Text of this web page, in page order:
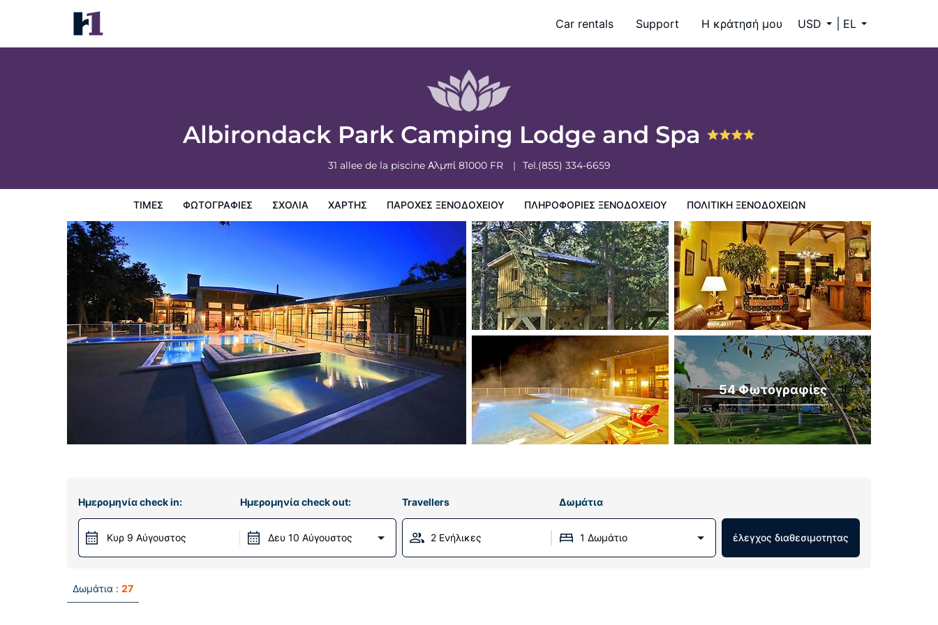
Car rentals Support Η κράτησή μου USD EL
Albirondack Park Camping Lodge and Spa
31 allee de la piscine Αλμπί 81000 FR Tel.(855) 334-6659
ΤΙΜΈΣ ΦΩΤΟΓΡΑΦΊΕΣ ΣΧΌΛΙΑ ΧΆΡΤΗΣ ΠΑΡΟΧΕΣ ΞΕΝΟΔΟΧΕΙΟΥ ΠΛΗΡΟΦΟΡΊΕΣ ΞΕΝΟΔΟΧΕΊΟΥ ΠΟΛΙΤΙΚΗ ΞΕΝΟΔΟΧΕΊΩΝ
Albirondack Park Camping Lodge and Spa
Τιμές Πολιτικη ξενοδοχείων
54 Φωτογραφίες
Ημερομηνία check in:
Κυρ 9 Αύγουστος
Ημερομηνία check out:
Δευ 10 Αύγουστος
Travellers Δωμάτια
2 Ενήλικες 1 Δωμάτιο έλεγχος διαθεσιμοτητας
Δωμάτια : 27